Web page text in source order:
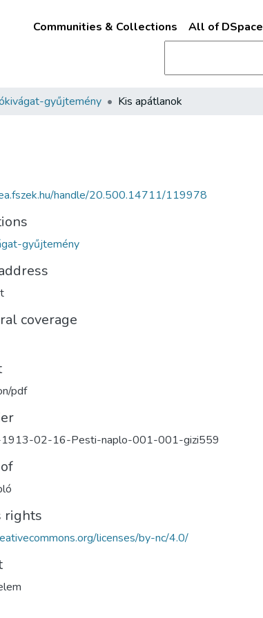
Communities & Collections All of DSpace
gyűjtemény Kis apátlanok
handle/20.500.14711/119978
gyűjtemény
coverage
pdf
02-16-Pesti-naplo-001-001-gizi559
rights
licenses/by-nc/4.0/